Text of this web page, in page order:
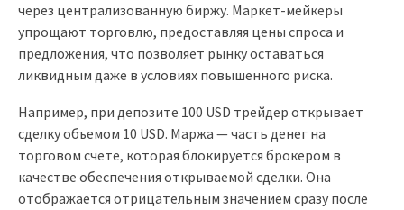
через централизованную биржу. Маркет-мейкеры
упрощают торговлю, предоставляя цены спроса и
предложения, что позволяет рынку оставаться
ликвидным даже в условиях повышенного риска.
Например, при депозите 100 USD трейдер открывает
сделку объемом 10 USD. Маржа — часть денег на
торговом счете, которая блокируется брокером в
качестве обеспечения открываемой сделки. Она
отображается отрицательным значением сразу после